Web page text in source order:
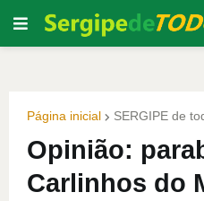
Página inicial SERGIPE de
Opinião:
Carlinhos do